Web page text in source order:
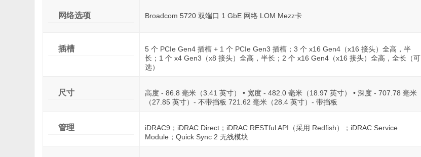
网络选项 Broadcom 5720 双端口 1 GbE 网络 LOM Mezz卡
插槽
5 个 PCIe Gen4 插槽 + 1 个 PCIe Gen3 插槽；3 个 x16 Gen4（x16 接头）全高，半
长；1 个 x4 Gen3（x8 接头）全高，半长；2 个 x16 Gen4（x16 接头）全高，全长（可
选）
尺寸
高度 - 86.8 毫米（3.41 英寸） • 宽度 - 482.0 毫米（18.97 英寸） • 深度 - 707.78 毫米
（27.85 英寸）- 不带挡板 721.62 毫米（28.4 英寸）- 带挡板
管理
iDRAC9；iDRAC Direct；iDRAC RESTful API（采用 Redfish）；iDRAC Service
Module；Quick Sync 2 无线模块